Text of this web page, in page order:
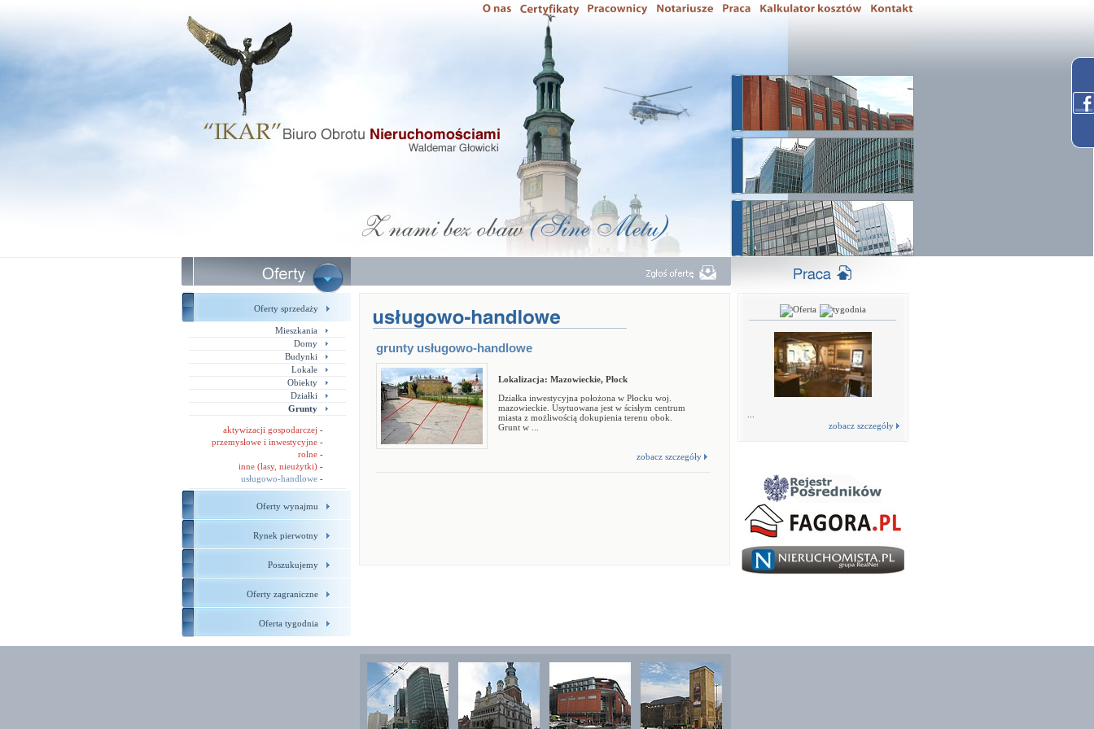
Oferty sprzedaży
Mieszkania
Domy
Budynki
Lokale
Obiekty
Działki
Grunty
aktywizacji gospodarczej -
przemysłowe i inwestycyjne -
rolne -
inne (lasy, nieużytki) -
usługowo-handlowe -
Oferty wynajmu
Rynek pierwotny
Poszukujemy
Oferty zagraniczne
Oferta tygodnia
grunty usługowo-handlowe
Lokalizacja: Mazowieckie, Płock
Działka inwestycyjna położona w Płocku woj.
mazowieckie. Usytuowana jest w ścisłym centrum
miasta z możliwością dokupienia terenu obok.
Grunt w ...
zobacz szczegóły
zobacz szczegóły